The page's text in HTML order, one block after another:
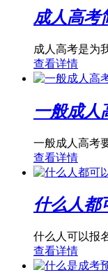
成人高考
成人高考是为
查看详情
一般成人
一般成人高考
查看详情
什么人都
什么人可以报
查看详情